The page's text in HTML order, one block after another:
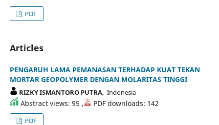
PDF
Articles
PENGARUH LAMA PEMANASAN TERHADAP KUAT TEKAN
MORTAR GEOPOLYMER DENGAN MOLARITAS TINGGI
RIZKY ISMANTORO PUTRA, Indonesia
Abstract views: 95 , PDF downloads: 142
PDF